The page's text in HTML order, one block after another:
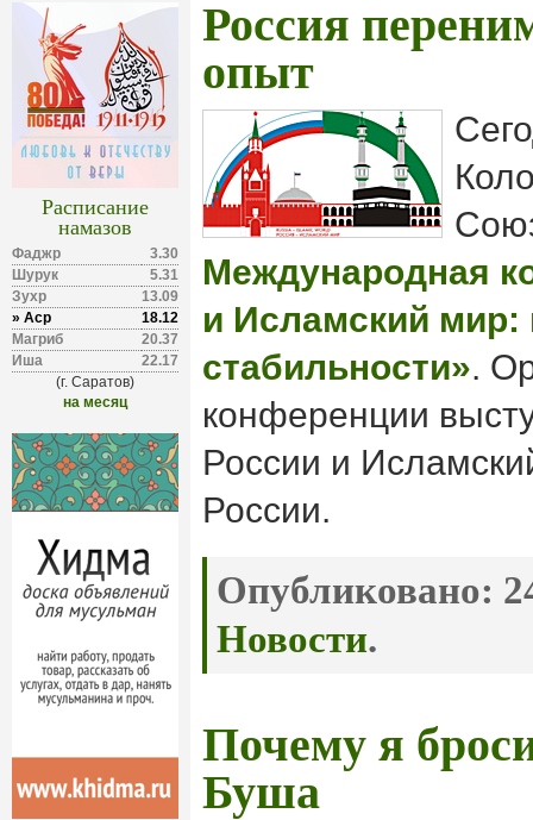
Расписание
намазов
Фаджр
3.30
Шурук
5.31
Зухр
13.09
» Аср
18.12
Магриб
20.37
Иша
22.17
(г. Саратов)
на месяц
Россия
опыт
Международная
и Исламский мир:
стабильности».
конференции
России и
России.
Опубликовано:
Новости.
Почему я
Буша